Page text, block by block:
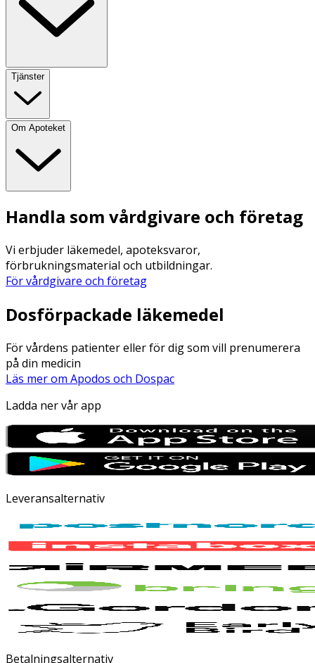
Tjänster
Om Apoteket
Handla som vårdgivare och företag
Vi erbjuder läkemedel, apoteksvaror,
förbrukningsmaterial och utbildningar.
För vårdgivare och företag
Dosförpackade läkemedel
För vårdens patienter eller för dig som vill prenumerera
på din medicin
Läs mer om Apodos och Dospac
Ladda ner vår app
Leveransalternativ
Betalningsalternativ